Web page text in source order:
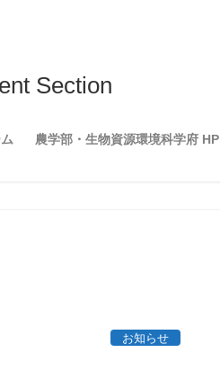
Section
農学部・生物資源環境科学府 HP
お知らせ